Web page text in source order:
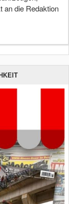
an die Redaktion